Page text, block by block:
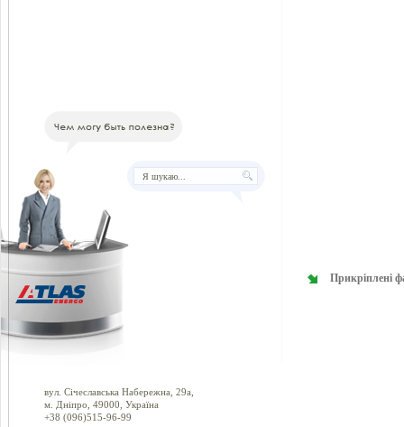
Прикріплені
вул. Січеславська Набережна, 29а,
м. Дніпро, 49000, Україна
+38 (096)515-96-99